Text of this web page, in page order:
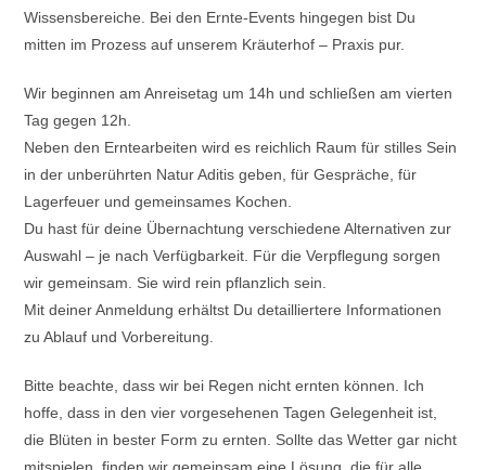
Wissensbereiche. Bei den Ernte-Events hingegen bist Du
mitten im Prozess auf unserem Kräuterhof – Praxis pur.
Wir beginnen am Anreisetag um 14h und schließen am vierten
Tag gegen 12h.
Neben den Erntearbeiten wird es reichlich Raum für stilles Sein
in der unberührten Natur Aditis geben, für Gespräche, für
Lagerfeuer und gemeinsames Kochen.
Du hast für deine Übernachtung verschiedene Alternativen zur
Auswahl – je nach Verfügbarkeit. Für die Verpflegung sorgen
wir gemeinsam. Sie wird rein pflanzlich sein.
Mit deiner Anmeldung erhältst Du detailliertere Informationen
zu Ablauf und Vorbereitung.
Bitte beachte, dass wir bei Regen nicht ernten können. Ich
hoffe, dass in den vier vorgesehenen Tagen Gelegenheit ist,
die Blüten in bester Form zu ernten. Sollte das Wetter gar nicht
mitspielen, finden wir gemeinsam eine Lösung, die für alle